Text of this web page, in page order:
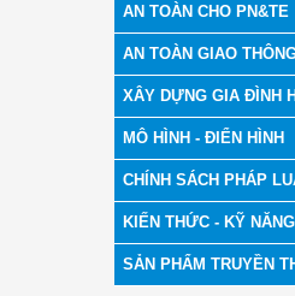
AN TOÀN CHO PN&TE
AN TOÀN GIAO
XÂY DỰNG GIA ĐÌNH
MÔ HÌNH - ĐIỂN HÌNH
CHÍNH SÁCH PHÁP
KIẾN THỨC - KỸ NĂNG
SẢN PHẨM TRUYỀN